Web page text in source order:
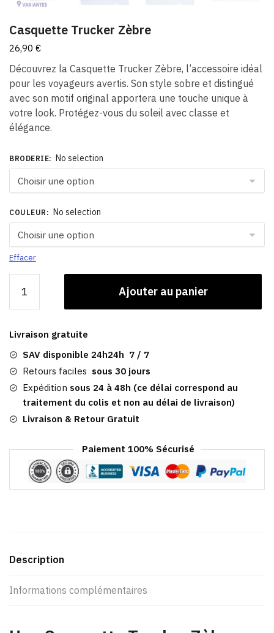
Casquette Trucker Zèbre
26,90 €
Découvrez la Casquette Trucker Zèbre, l’accessoire idéal
pour les voyageurs avertis. Son style sobre et distingué
avec son motif original apportera une touche unique à
votre look. Protégez-vous du soleil avec classe et
élégance.
BRODERIE: No selection
COULEUR : No selection
Effacer
Casquette
Ajouter au panier
Livraison gratuite
SAV disponible 24h24h 7 / 7
Retours faciles sous 30 jours
Expédition sous 24 à 48h (ce délai correspond au
traitement du colis et non au délai de livraison)
Livraison & Retour Gratuit
Paiement 100% Sécurisé
Description
Informations complémentaires